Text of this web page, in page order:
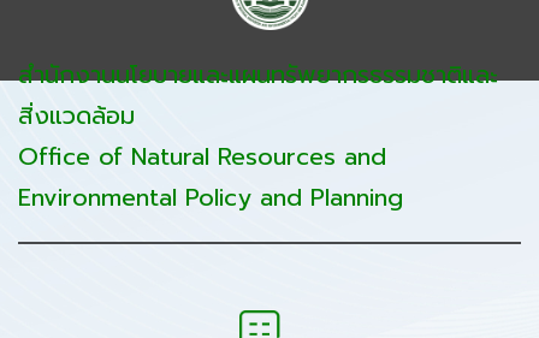
สำนักงานนโยบายและแผนทรัพยากรธรรมชาติและ
สิ่งแวดล้อม
Office of Natural Resources and
Environmental Policy and Planning